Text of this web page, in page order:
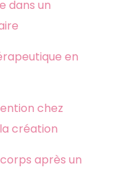
dans un
en
chez
création
après un